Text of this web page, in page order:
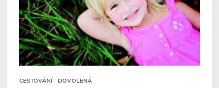
CESTOVÁNÍ - DOVOLENÁ